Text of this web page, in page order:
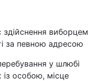
здійснення виборцем
за певною адресою
у шлюбі
особою, місце